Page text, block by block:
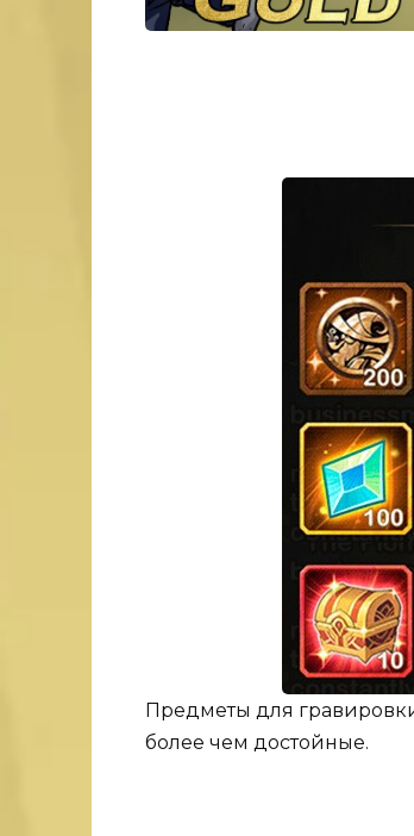
Предметы для
более чем достойные.